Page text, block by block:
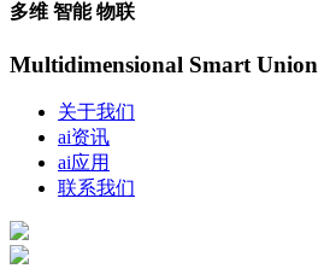
多维 智能 物联
Multidimensional Smart Union
关于我们
ai资讯
ai应用
联系我们